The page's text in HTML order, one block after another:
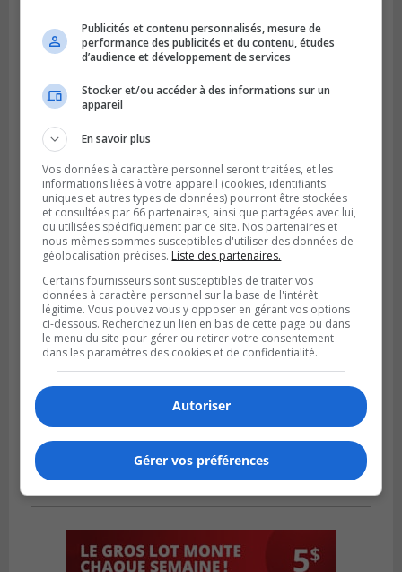
Publié le 6 août 2026 à 05h39
La grenade du camping du lac Cristal était
inoffensive
Publicités et contenu personnalisés, mesure de
performance des publicités et du contenu, études
d’audience et développement de services
Stocker et/ou accéder à des informations sur un
appareil
En savoir plus
Vos données à caractère personnel seront traitées, et les
informations liées à votre appareil (cookies, identifiants
uniques et autres types de données) pourront être stockées
et consultées par 66 partenaires, ainsi que partagées avec lui,
ou utilisées spécifiquement par ce site. Nos partenaires et
nous-mêmes sommes susceptibles d'utiliser des données de
géolocalisation précises. Liste des partenaires.
Certains fournisseurs sont susceptibles de traiter vos
données à caractère personnel sur la base de l'intérêt
légitime. Vous pouvez vous y opposer en gérant vos options
ci-dessous. Recherchez un lien en bas de cette page ou dans
le menu du site pour gérer ou retirer votre consentement
dans les paramètres des cookies et de confidentialité.
Autoriser
Gérer vos préférences